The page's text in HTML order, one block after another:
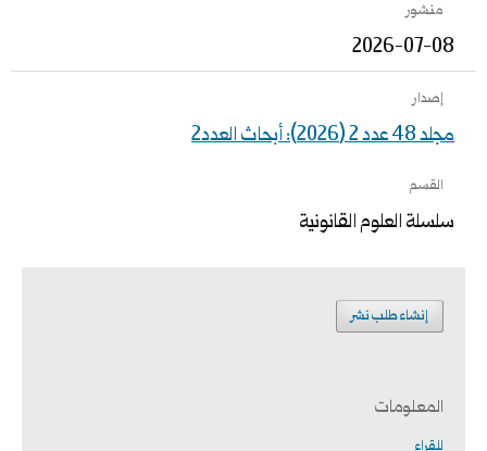
منشور
2026-07-08
إصدار
مجلد 48 عدد 2 (2026): أبحاث العدد2
القسم
سلسلة العلوم القانونية
إنشاء طلب نشر
المعلومات
للقراء